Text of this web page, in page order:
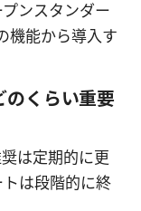
ンスタンダー
機能から導入す
のくらい重要
は定期的に更
は段階的に終